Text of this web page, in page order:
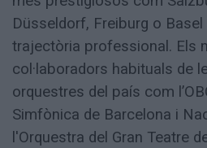
Düsseldorf, Freiburg o
trajectòria professional. Els
col·laboradors habituals de
orquestres del país com
Simfònica de Barcelona i
l'Orquestra del Gran Teatre